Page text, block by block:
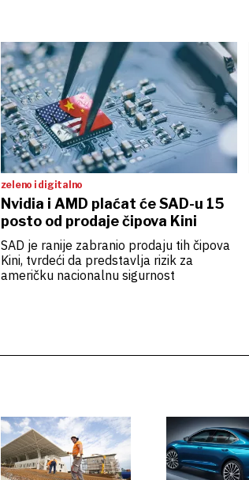
zeleno i digitalno
Nvidia i AMD plaćat će SAD-u 15
posto od prodaje čipova Kini
SAD je ranije zabranio prodaju tih čipova
Kini, tvrdeći da predstavlja rizik za
američku nacionalnu sigurnost